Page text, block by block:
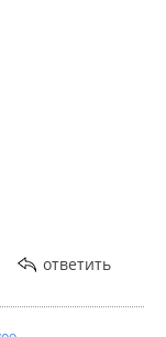
ответить